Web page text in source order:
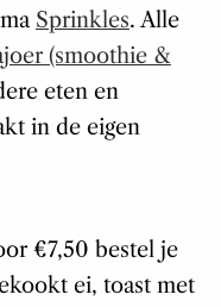
Sprinkles. Alle
(smoothie &
eten en
in de eigen
€7,50 bestel je
ei, toast met